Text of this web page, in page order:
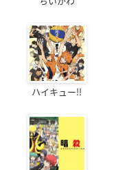
ハイキュー!!